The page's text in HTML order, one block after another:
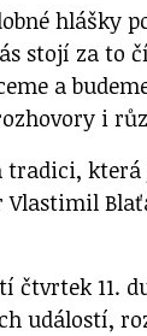
hlášky
stojí za to
a
i
tradici,
11.
událostí,